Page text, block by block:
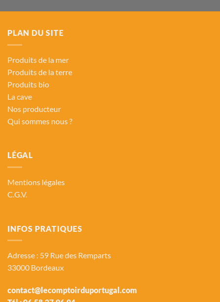
PLAN DU SITE
Produits de la mer
Produits de la terre
Produits bio
La cave
Nos producteur
Qui sommes nous ?
LÉGAL
Mentions légales
C.G.V.
INFOS PRATIQUES
Adresse : 59 Rue des Remparts
33000 Bordeaux
contact@lecomptoirduportugal.com